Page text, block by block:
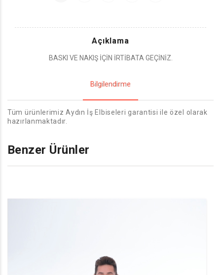
Açıklama
BASKI VE NAKIŞ İÇİN İRTİBATA GEÇİNİZ.
Bilgilendirme
Tüm ürünlerimiz Aydın İş Elbiseleri garantisi ile özel olarak
hazırlanmaktadır.
Benzer Ürünler